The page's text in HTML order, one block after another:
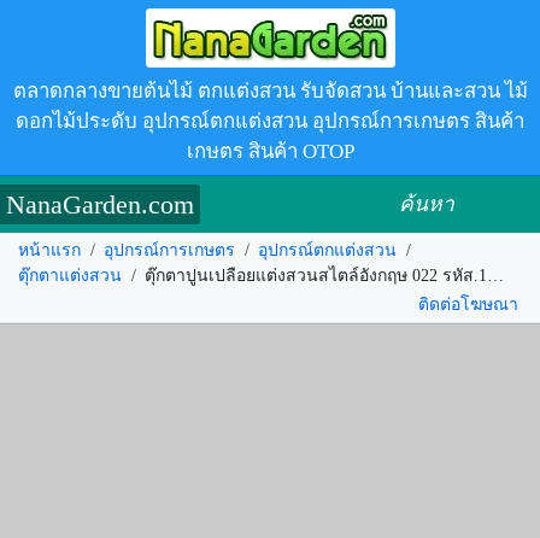
ตลาดกลางขายต้นไม้ ตกแต่งสวน รับจัดสวน บ้านและสวน ไม้
ดอกไม้ประดับ อุปกรณ์ตกแต่งสวน อุปกรณ์การเกษตร สินค้า
เกษตร สินค้า OTOP
NanaGarden.com ค้นหา
หน้าแรก / อุปกรณ์การเกษตร / อุปกรณ์ตกแต่งสวน /
ตุ๊กตาแต่งสวน /
ติดต่อโฆษณา